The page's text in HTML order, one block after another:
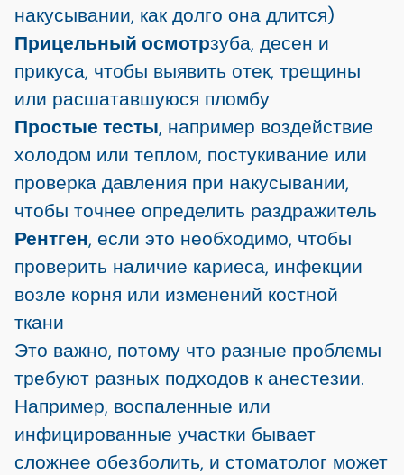
накусывании, как долго она длится)
Прицельный осмотрзуба, десен и
прикуса, чтобы выявить отек, трещины
или расшатавшуюся пломбу
Простые тесты, например воздействие
холодом или теплом, постукивание или
проверка давления при накусывании,
чтобы точнее определить раздражитель
Рентген, если это необходимо, чтобы
проверить наличие кариеса, инфекции
возле корня или изменений костной
ткани
Это важно, потому что разные проблемы
требуют разных подходов к анестезии.
Например, воспаленные или
инфицированные участки бывает
сложнее обезболить, и стоматолог может